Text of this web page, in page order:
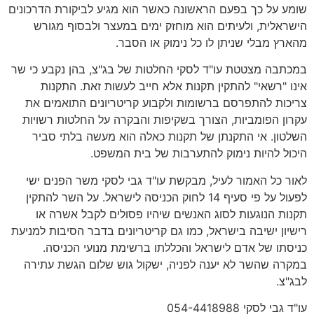
שומע על כך בפעם הראשונה כאשר הוא מגיע לביקורת הדרכונים
הישראלית, ולעיתים הוא מוחזק ימים במעצר ולבסוף מגורש
מהארץ מבלי שניתן לו כל נימוק או הסבר.
במכתבה מצטטת עו"ד לסקי החלטות של בג"צ, בהן נקבע כי שר
אינו "רשאי" להתקין תקנות אלא חייב לעשות זאת. התקנות
צריכות להתפרסם ברשומות ולקבוע קריטריונים התואמים את
עקרון הפומביות, הצורך בשקיפות והבקרה על החלטות רשויות
השלטון. אי התקנתן של תקנות כאלה הוא מעשה בלתי סביר
היכול להיות נימוק להתערבות של בית המשפט.
לאור כל האמור לעיל, מבקשת עו"ד גבי לסקי משר הפנים ישי
לפעול על פי סעיף 14 לחוק הכניסה לישראל. על השר להתקין
תקנות הנוגעות לסוג האנשים שיהיו פסולים לקבל אשרה או
רישיון ישיבה בישראל, כמו גם קריטריונים בדבר הסיבות למניעת
כניסתו של אדם לישראל והכללתו ברשימת מנועי הכניסה.
במקרה שהשר לא יענה לפניה, ישקול גוש שלום הגשת עתירה
לבג"צ.
עו"ד גבי לסקי 054-4418988